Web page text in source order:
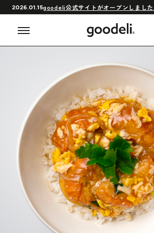
2026.01.15goodeli公式サイトがオープンしました
会員制度について